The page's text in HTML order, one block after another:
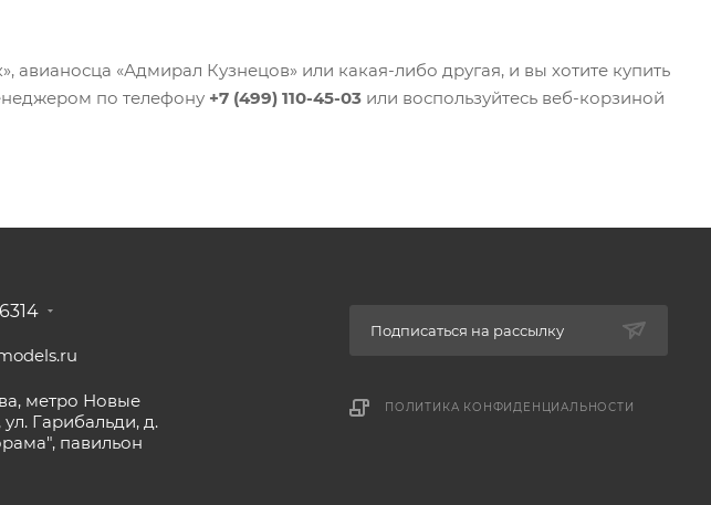
авианосца «Адмирал Кузнецов» или какая-либо другая, и вы хотите купить
по телефону +7 (499) 110-45-03 или воспользуйтесь веб-корзиной
метро Новые
Гарибальди, д.
павильон
Подписаться на рассылку
ПОЛИТИКА КОНФИДЕНЦИАЛЬНОСТИ